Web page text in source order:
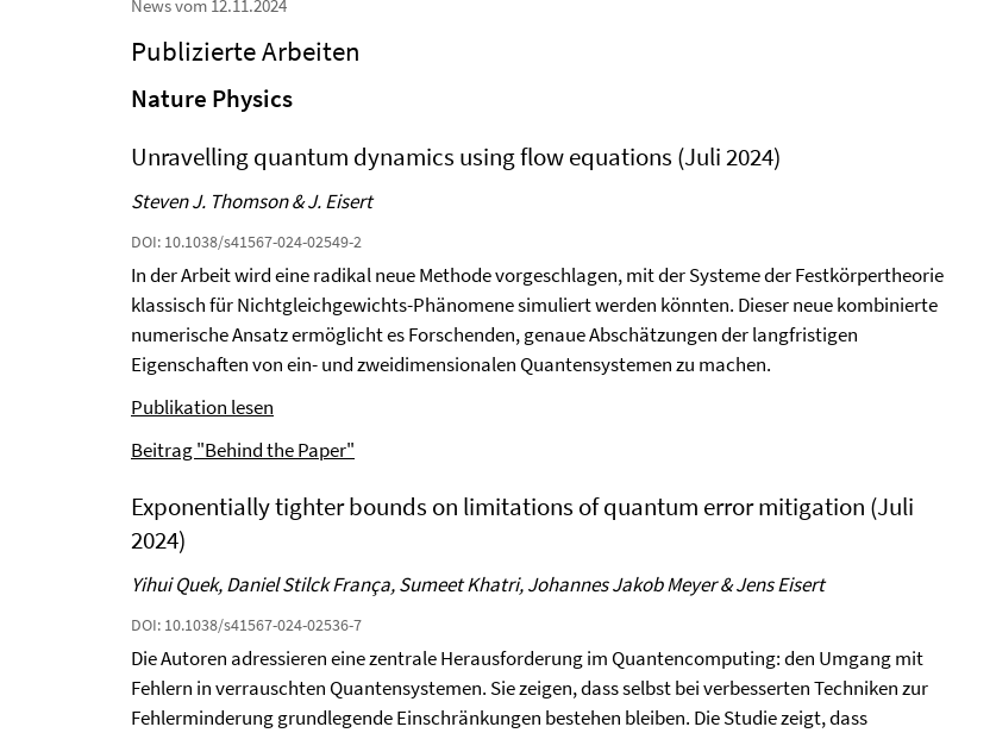
News vom 12.11.2024
Publizierte Arbeiten
Nature Physics
Unravelling quantum dynamics using flow equations (Juli 2024)
Steven J. Thomson & J. Eisert
DOI: 10.1038/s41567-024-02549-2
In der Arbeit wird eine radikal neue Methode vorgeschlagen, mit der Systeme der Festkörpertheorie
klassisch für Nichtgleichgewichts-Phänomene simuliert werden könnten. Dieser neue kombinierte
numerische Ansatz ermöglicht es Forschenden, genaue Abschätzungen der langfristigen
Eigenschaften von ein- und zweidimensionalen Quantensystemen zu machen.
Publikation lesen
Beitrag "Behind the Paper"
Exponentially tighter bounds on limitations of quantum error mitigation (Juli
2024)
Yihui Quek, Daniel Stilck França, Sumeet Khatri, Johannes Jakob Meyer & Jens Eisert
DOI: 10.1038/s41567-024-02536-7
Die Autoren adressieren eine zentrale Herausforderung im Quantencomputing: den Umgang mit
Fehlern in verrauschten Quantensystemen. Sie zeigen, dass selbst bei verbesserten Techniken zur
Fehlerminderung grundlegende Einschränkungen bestehen bleiben. Die Studie zeigt, dass